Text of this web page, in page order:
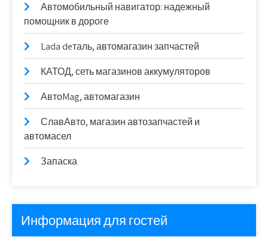
Автомобильный навигатор: надежный
помощник в дороге
Lada deталь, автомагазин запчастей
КАТОД, сеть магазинов аккумуляторов
АвтоMag, автомагазин
СлавАвто, магазин автозапчастей и
автомасел
Запаска
Информация для гостей